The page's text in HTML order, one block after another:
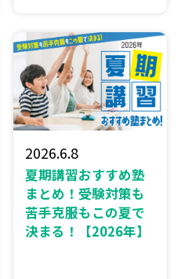
2026.6.8
夏期講習おすすめ塾
まとめ！受験対策も
苦手克服もこの夏で
決まる！【2026年】